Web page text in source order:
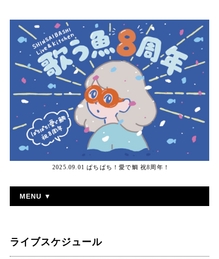
2025.09.01 ぱちぱち！愛で鯛 祝8周年！
MENU ▼
ライブスケジュール